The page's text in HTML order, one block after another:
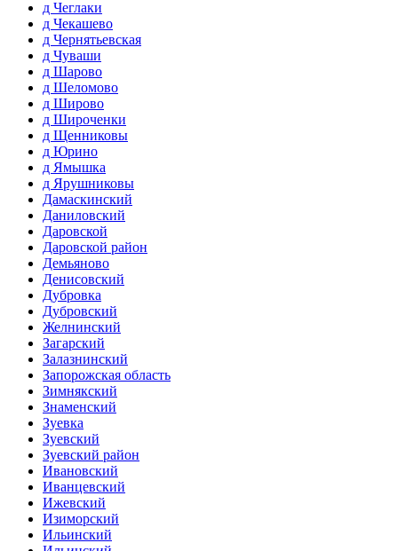
д Чеглаки
д Чекашево
д Чернятьевская
д Чуваши
д Шарово
д Шеломово
д Широво
д Широченки
д Щенниковы
д Юрино
д Ямышка
д Ярушниковы
Дамаскинский
Даниловский
Даровской
Даровской район
Демьяново
Денисовский
Дубровка
Дубровский
Желнинский
Загарский
Залазнинский
Запорожская область
Зимнякский
Знаменский
Зуевка
Зуевский
Зуевский район
Ивановский
Иванцевский
Ижевский
Изиморский
Ильинский